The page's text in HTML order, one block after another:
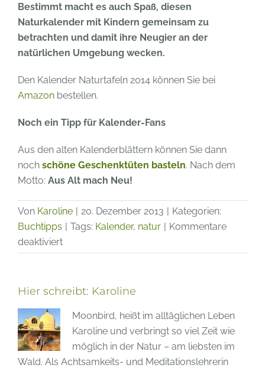
Bestimmt macht es auch Spaß, diesen
Naturkalender mit Kindern gemeinsam zu
betrachten und damit ihre Neugier an der
natürlichen Umgebung wecken.
Den Kalender Naturtafeln 2014 können Sie bei
Amazon bestellen.
Noch ein Tipp für Kalender-Fans
Aus den alten Kalenderblättern können Sie dann
noch schöne Geschenktüten basteln. Nach dem
Motto: Aus Alt mach Neu!
Von Karoline | 20. Dezember 2013 | Kategorien:
Buchtipps | Tags: Kalender, natur | Kommentare
deaktiviertfür
Tipp
Naturkalender
Naturtafeln
2014
Hier schreibt: Karoline
Moonbird, heißt im alltäglichen Leben
Karoline und verbringt so viel Zeit wie
möglich in der Natur – am liebsten im
Wald. Als Achtsamkeits- und Meditationslehrerin